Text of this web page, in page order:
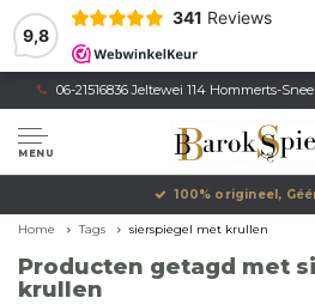
9,8
341 Reviews
06-21516836 Jeltewei 114 Hommerts-
MENU
100% origineel,
Home Tags sierspiegel met krullen
Producten getagd met
krullen